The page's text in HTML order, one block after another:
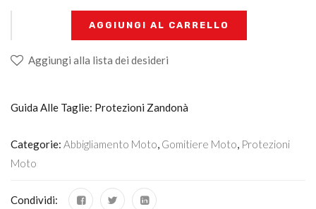
AGGIUNGI AL CARRELLO
Aggiungi alla lista dei desideri
Guida Alle Taglie: Protezioni Zandonà
Categorie: Abbigliamento Moto, Gomitiere Moto, Protezioni
Moto
Condividi: